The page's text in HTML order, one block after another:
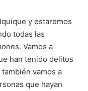
y estaremos
todas las
Vamos a
han tenido delitos
vamos a
que hayan